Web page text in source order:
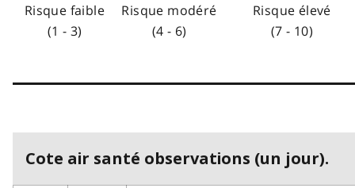
Risque faible
(1 - 3)
Risque modéré
(4 - 6)
Risque élevé
(7 - 10)
Cote air santé observations (un jour).